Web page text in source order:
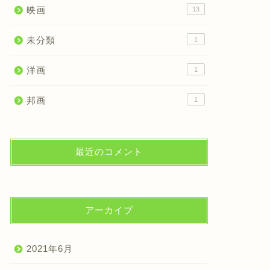
映画 13
未分類 1
洋画 1
邦画 1
最近のコメント
アーカイブ
2021年6月